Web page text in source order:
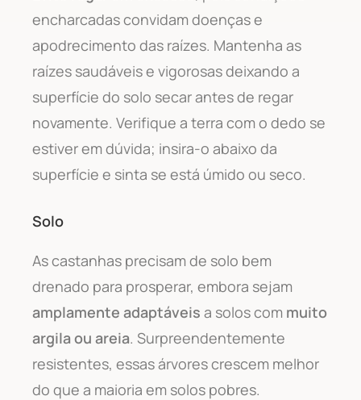
encharcadas convidam doenças e
apodrecimento das raízes. Mantenha as
raízes saudáveis e vigorosas deixando a
superfície do solo secar antes de regar
novamente. Verifique a terra com o dedo se
estiver em dúvida; insira-o abaixo da
superfície e sinta se está úmido ou seco.
Solo
As castanhas precisam de solo bem
drenado para prosperar, embora sejam
amplamente adaptáveis a solos com muito
argila ou areia. Surpreendentemente
resistentes, essas árvores crescem melhor
do que a maioria em solos pobres.